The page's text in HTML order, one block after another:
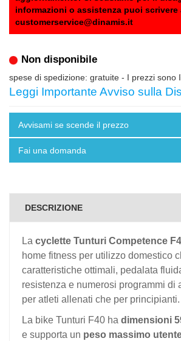
informazioni o assistenza puoi scrivere
customerservice@dinamis.it
Non disponibile
spese di spedizione: gratuite - I prezzi sono
Leggi Importante Avviso sulla
Avvisami se scende il prezzo
Fai una domanda
DESCRIZIONE
La cyclette Tunturi Competence
home fitness per utilizzo domestico
caratteristiche ottimali, pedalata
resistenza e numerosi programmi di
per atleti allenati che per principianti.
La bike Tunturi F40 ha dimensioni
e supporta un peso massimo